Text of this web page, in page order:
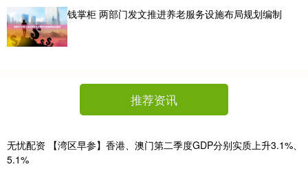
钱掌柜 两部门发文推进养老服务设施布局规划编制
推荐资讯
无忧配资 【湾区早参】香港、澳门第二季度GDP分别实质上升3.1%、
5.1%